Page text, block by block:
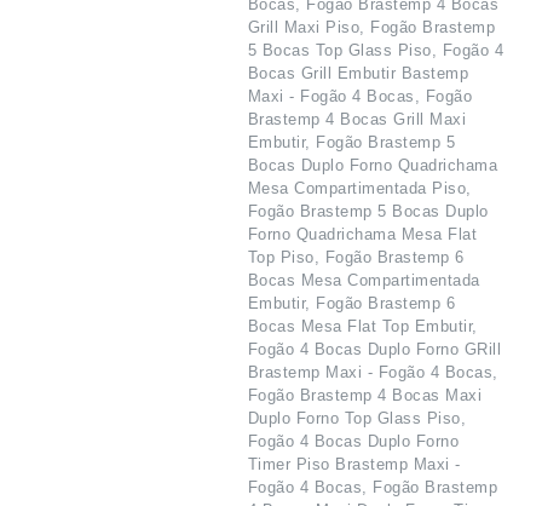
Bocas, Fogão Brastemp 4 Bocas
Grill Maxi Piso, Fogão Brastemp
5 Bocas Top Glass Piso, Fogão 4
Bocas Grill Embutir Bastemp
Maxi - Fogão 4 Bocas, Fogão
Brastemp 4 Bocas Grill Maxi
Embutir, Fogão Brastemp 5
Bocas Duplo Forno Quadrichama
Mesa Compartimentada Piso,
Fogão Brastemp 5 Bocas Duplo
Forno Quadrichama Mesa Flat
Top Piso, Fogão Brastemp 6
Bocas Mesa Compartimentada
Embutir, Fogão Brastemp 6
Bocas Mesa Flat Top Embutir,
Fogão 4 Bocas Duplo Forno GRill
Brastemp Maxi - Fogão 4 Bocas,
Fogão Brastemp 4 Bocas Maxi
Duplo Forno Top Glass Piso,
Fogão 4 Bocas Duplo Forno
Timer Piso Brastemp Maxi -
Fogão 4 Bocas, Fogão Brastemp